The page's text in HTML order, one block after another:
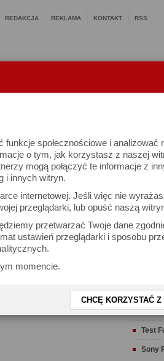
społecznościowe i analizować
o tym, jak korzystasz z naszej
mogą połączyć te informacje z
i innych witryn.
internetowej. Jeśli więc nie
przeglądarki, lub opuść naszą
przetwarzać Twoje dane
ustawień przeglądarki i sposobu
momencie.
CHCĘ KORZYSTAĆ
REDAKCJA REKLAMA KONTAKT RSS
Możesz też zrobić
porównanie aparatów
Porównaj aparaty
Test
Test
Test
Test
Test
Sony